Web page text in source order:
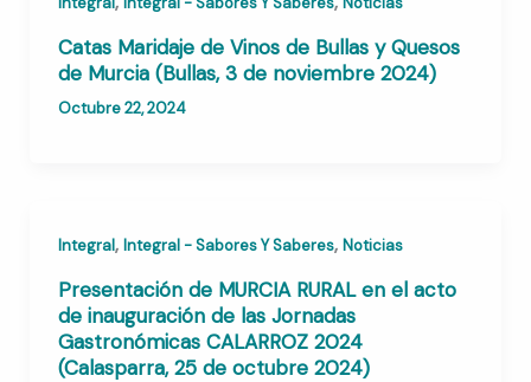
Catas Maridaje de Vinos de Bullas y Quesos
de Murcia (Bullas, 3 de noviembre 2024)
Octubre 22, 2024
Integral, Integral - Sabores Y Saberes, Noticias
Presentación de MURCIA RURAL en el acto
de inauguración de las Jornadas
Gastronómicas CALARROZ 2024
(Calasparra, 25 de octubre 2024)